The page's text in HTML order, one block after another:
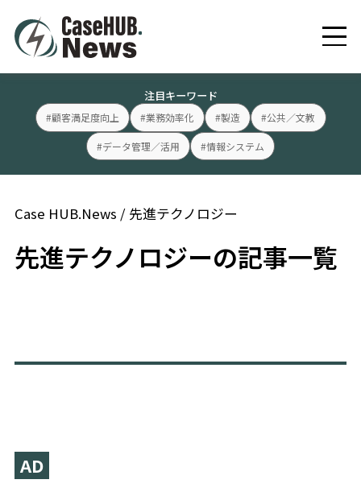
注目キーワード
#顧客満足度向上 #業務効率化 #製造 #公共／文教
#データ管理／活用 #情報システム
Case HUB.News / 先進テクノロジー
先進テクノロジーの記事一覧
AD